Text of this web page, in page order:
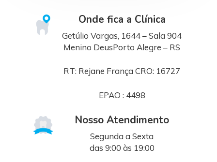
Onde fica a Clínica
Getúlio Vargas, 1644 – Sala 904
Menino DeusPorto Alegre – RS
RT: Rejane França CRO: 16727
EPAO : 4498
Nosso Atendimento
Segunda a Sexta
das 9:00 às 19:00